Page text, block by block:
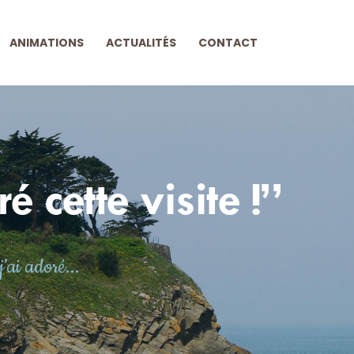
ANIMATIONS ACTUALITÉS CONTACT
cette visite !’’
adoré...